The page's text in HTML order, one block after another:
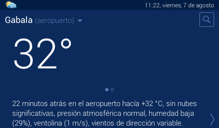
11:22, viernes, 7 de agosto
Gabala (aeropuerto)
32°
22 minutos atrás en el aeropuerto hacía +32 °C, sin nubes
significativas, presión atmosférica normal, humedad baja
(29%), ventolina (1 m/s), vientos de dirección variable.